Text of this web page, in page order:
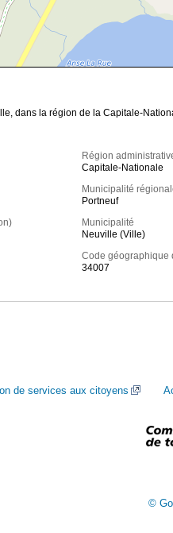
dans la région de la Capitale-
Région
Capitale-Nationale
Municipalité
Portneuf
Municipalité
Neuville (Ville)
Code géographique
34007
de services aux citoyens
©